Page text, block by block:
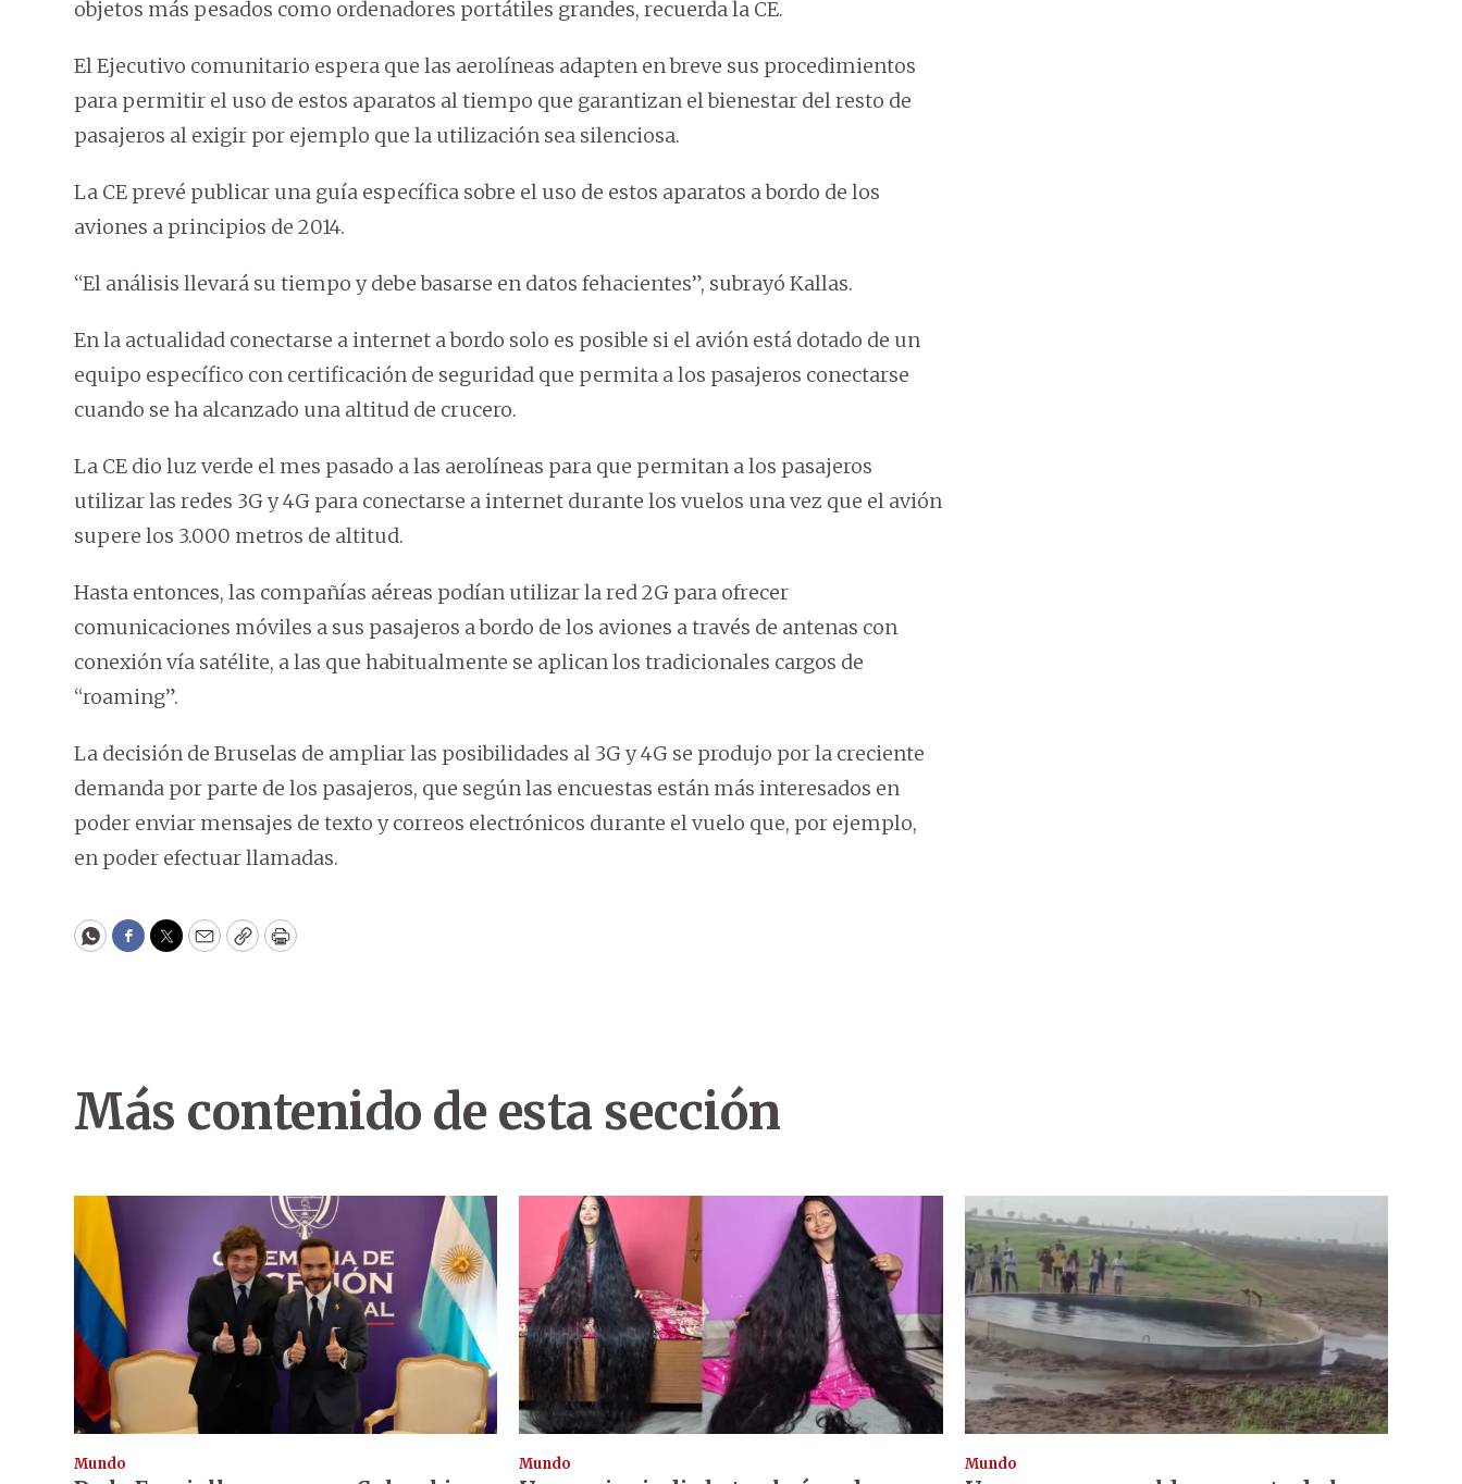
objetos más pesados como ordenadores portátiles grandes, recuerda la CE.
El Ejecutivo comunitario espera que las aerolíneas adapten en breve sus procedimientos
para permitir el uso de estos aparatos al tiempo que garantizan el bienestar del resto de
pasajeros al exigir por ejemplo que la utilización sea silenciosa.
La CE prevé publicar una guía específica sobre el uso de estos aparatos a bordo de los
aviones a principios de 2014.
“El análisis llevará su tiempo y debe basarse en datos fehacientes”, subrayó Kallas.
En la actualidad conectarse a internet a bordo solo es posible si el avión está dotado de un
equipo específico con certificación de seguridad que permita a los pasajeros conectarse
cuando se ha alcanzado una altitud de crucero.
La CE dio luz verde el mes pasado a las aerolíneas para que permitan a los pasajeros
utilizar las redes 3G y 4G para conectarse a internet durante los vuelos una vez que el avión
supere los 3.000 metros de altitud.
Hasta entonces, las compañías aéreas podían utilizar la red 2G para ofrecer
comunicaciones móviles a sus pasajeros a bordo de los aviones a través de antenas con
conexión vía satélite, a las que habitualmente se aplican los tradicionales cargos de
“roaming”.
La decisión de Bruselas de ampliar las posibilidades al 3G y 4G se produjo por la creciente
demanda por parte de los pasajeros, que según las encuestas están más interesados en
poder enviar mensajes de texto y correos electrónicos durante el vuelo que, por ejemplo,
en poder efectuar llamadas.
WhatsApp
Facebook
Twitter
EmailCopyPrint
Más contenido de esta sección
Mundo Mundo Mundo